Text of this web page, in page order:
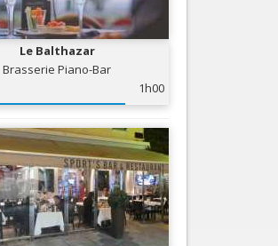
Le Balthazar
Brasserie Piano-Bar
1h00